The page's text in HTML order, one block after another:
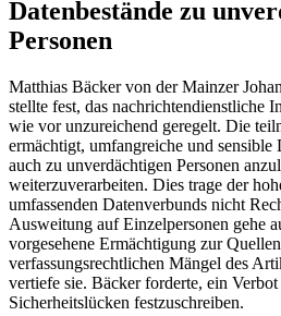
Datenbestände zu
Personen
Matthias Bäcker von der Mainzer
stellte fest, das nachrichtendienstliche
wie vor unzureichend geregelt. Die
ermächtigt, umfangreiche und sensible
auch zu unverdächtigen Personen
weiterzuverarbeiten. Dies trage der
umfassenden Datenverbunds nicht
Ausweitung auf Einzelpersonen gehe
vorgesehene Ermächtigung zur
verfassungsrechtlichen Mängel des
vertiefe sie. Bäcker forderte, ein
Sicherheitslücken festzuschreiben.